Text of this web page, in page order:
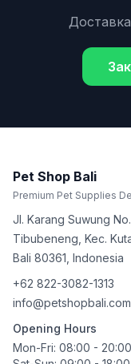
Pet Shop Bali
Premium Pet Supplies
Jl. Karang Suwung
Tibubeneng, Kec.
Bali 80361 Indonesia
+62 822-3082-1313
info@petshopbali.com
Opening Hours
Mon-Fri: 08:00 - 20:00